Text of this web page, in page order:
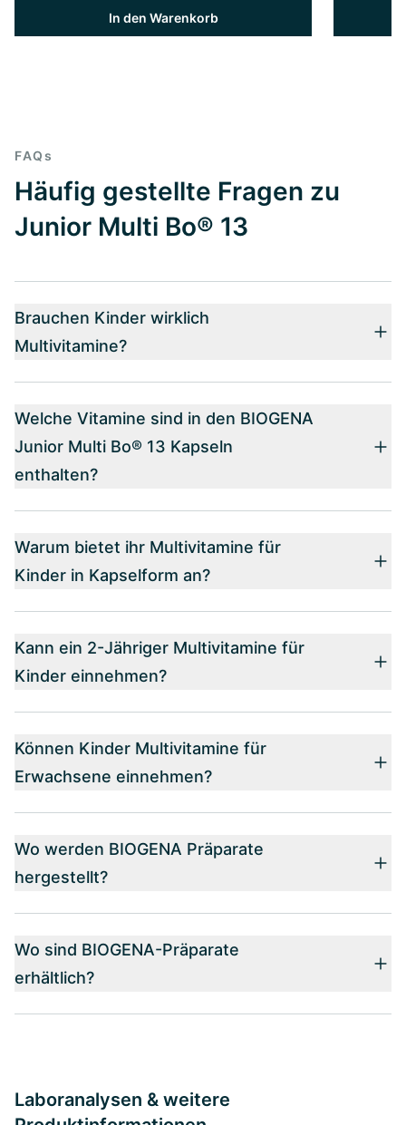
In den Warenkorb
FAQs
Häufig gestellte Fragen zu
Junior Multi Bo® 13
Brauchen Kinder wirklich
Multivitamine?
Welche Vitamine sind in den BIOGENA
Junior Multi Bo® 13 Kapseln
enthalten?
Warum bietet ihr Multivitamine für
Kinder in Kapselform an?
Kann ein 2-Jähriger Multivitamine für
Kinder einnehmen?
Können Kinder Multivitamine für
Erwachsene einnehmen?
Wo werden BIOGENA Präparate
hergestellt?
Wo sind BIOGENA-Präparate
erhältlich?
Laboranalysen & weitere